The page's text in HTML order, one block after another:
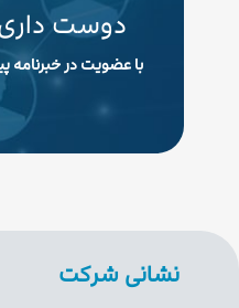
دوست داری
با عضویت در خبرنامه
نشانی شرکت